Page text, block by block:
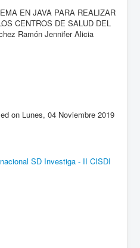
EN JAVA PARA REALIZAR
CENTROS DE SALUD DEL
Ramón Jennifer Alicia
on Lunes, 04 Noviembre 2019
SD Investiga - II CISDI